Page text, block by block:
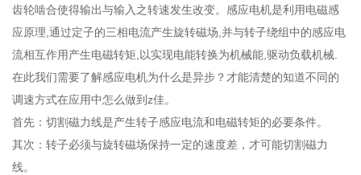
齿轮啮合使得输出与输入之转速发生改变。感应电机是利用电磁感
应原理,通过定子的三相电流产生旋转磁场,并与转子绕组中的感应电
流相互作用产生电磁转矩,以实现电能转换为机械能,驱动负载机械.
在此我们需要了解感应电机为什么是异步？才能清楚的知道不同的
调速方式在应用中怎么做到z佳。
首先：切割磁力线是产生转子感应电流和电磁转矩的必要条件。
其次：转子必须与旋转磁场保持一定的速度差，才可能切割磁力
线。